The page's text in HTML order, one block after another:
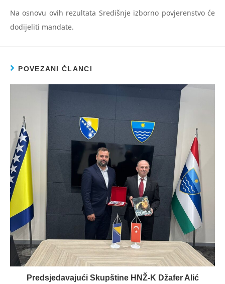
Na osnovu ovih rezultata Središnje izborno povjerenstvo će
dodijeliti mandate.
POVEZANI ČLANCI
Predsjedavajući Skupštine HNŽ-K Džafer Alić